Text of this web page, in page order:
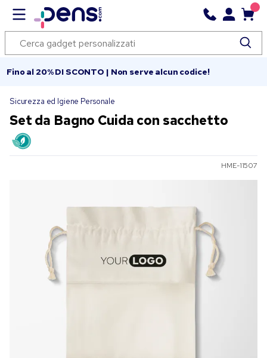
Fino al 20% DI SCONTO | Non serve alcun codice!
Sicurezza ed Igiene Personale
Set da Bagno Cuida con sacchetto
HME-11507